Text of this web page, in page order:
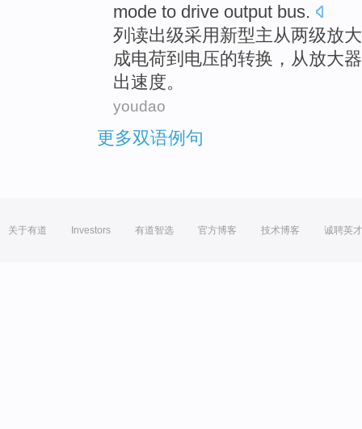
mode to drive output bus.
列 读出级采用新型主从两级放
成电荷到 电压的转换 ，从放大器
出速度。
youdao
更多双语例句
关于有道 Investors 有道智选 官方博客 技术博客 诚聘英才